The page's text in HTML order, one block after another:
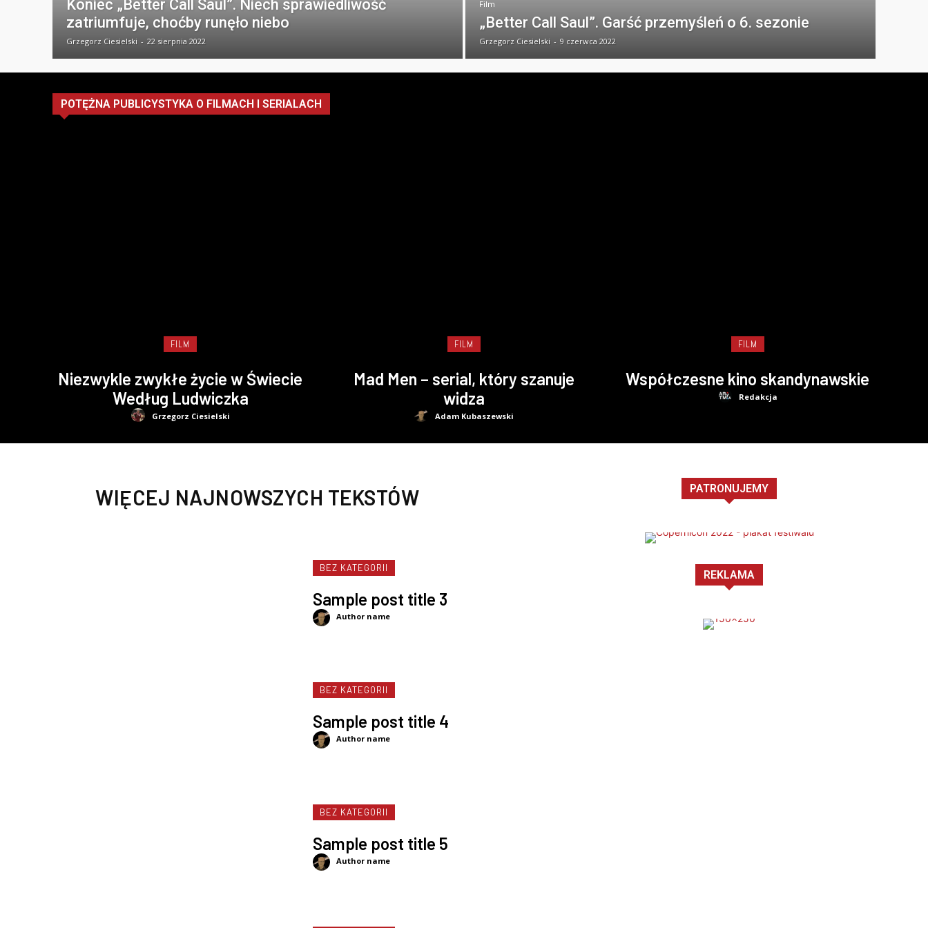
Koniec „Better Call Saul”. Niech sprawiedliwość
zatriumfuje, choćby runęło niebo
Grzegorz Ciesielski - 22 sierpnia 2022
Film
„Better Call Saul”. Garść przemyśleń o 6. sezonie
Grzegorz Ciesielski - 9 czerwca 2022
POTĘŻNA PUBLICYSTYKA O FILMACH I SERIALACH
FILM
Niezwykle zwykłe życie w Świecie
Według Ludwiczka
Grzegorz Ciesielski
FILM
Mad Men – serial, który szanuje
widza
Adam Kubaszewski
FILM
Współczesne kino skandynawskie
Redakcja
WIĘCEJ NAJNOWSZYCH TEKSTÓW
BEZ KATEGORII
Sample post title 3
Author name
BEZ KATEGORII
Sample post title 4
Author name
BEZ KATEGORII
Sample post title 5
Author name
PATRONUJEMY
REKLAMA